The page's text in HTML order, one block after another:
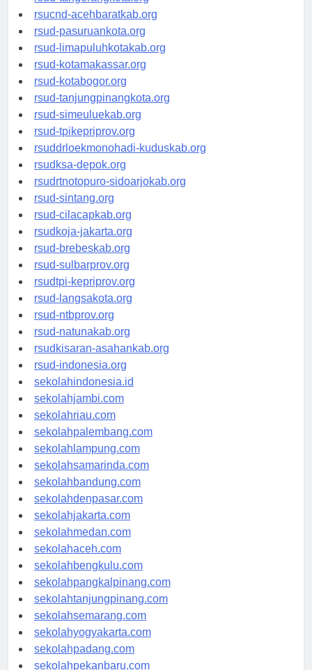
rsud-tangerangkota.org
rsucnd-acehbaratkab.org
rsud-pasuruankota.org
rsud-limapuluhkotakab.org
rsud-kotamakassar.org
rsud-kotabogor.org
rsud-tanjungpinangkota.org
rsud-simeuluekab.org
rsud-tpikepriprov.org
rsuddrloekmonohadi-kuduskab.org
rsudksa-depok.org
rsudrtnotopuro-sidoarjokab.org
rsud-sintang.org
rsud-cilacapkab.org
rsudkoja-jakarta.org
rsud-brebeskab.org
rsud-sulbarprov.org
rsudtpi-kepriprov.org
rsud-langsakota.org
rsud-ntbprov.org
rsud-natunakab.org
rsudkisaran-asahankab.org
rsud-indonesia.org
sekolahindonesia.id
sekolahjambi.com
sekolahriau.com
sekolahpalembang.com
sekolahlampung.com
sekolahsamarinda.com
sekolahbandung.com
sekolahdenpasar.com
sekolahjakarta.com
sekolahmedan.com
sekolahaceh.com
sekolahbengkulu.com
sekolahpangkalpinang.com
sekolahtanjungpinang.com
sekolahsemarang.com
sekolahyogyakarta.com
sekolahpadang.com